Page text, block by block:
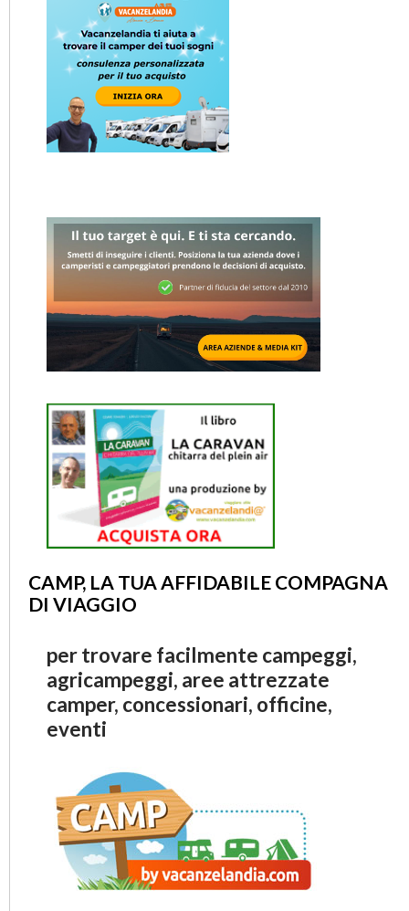
CAMP, LA TUA AFFIDABILE COMPAGNA
DI VIAGGIO
per trovare facilmente campeggi,
agricampeggi, aree attrezzate
camper, concessionari, officine,
eventi